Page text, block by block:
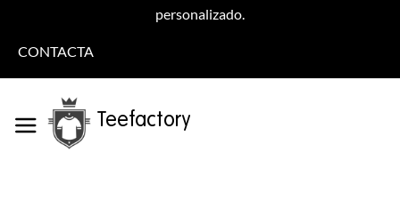
personalizado.
CONTACTA
Teefactory